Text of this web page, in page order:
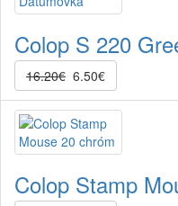
Colop S 220
16.20€ 6.50€
Colop Stamp